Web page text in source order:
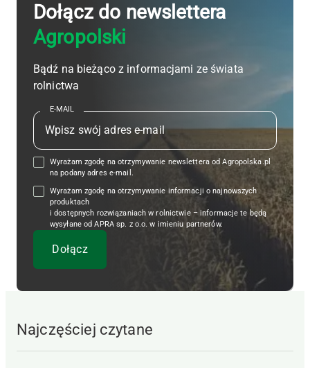
Dołącz do newslettera
Agropolski
Bądź na bieżąco z informacjami ze świata
rolnictwa
E-MAIL
Wyrażam zgodę na otrzymywanie newslettera od Agropolska.pl
na podany adres e-mail.
Wyrażam zgodę na otrzymywanie informacji o najnowszych
produktach
i dostępnych rozwiązaniach w rolnictwie – informacje te będą
wysyłane od APRA sp. z o.o. w imieniu partnerów.
Najczęściej czytane